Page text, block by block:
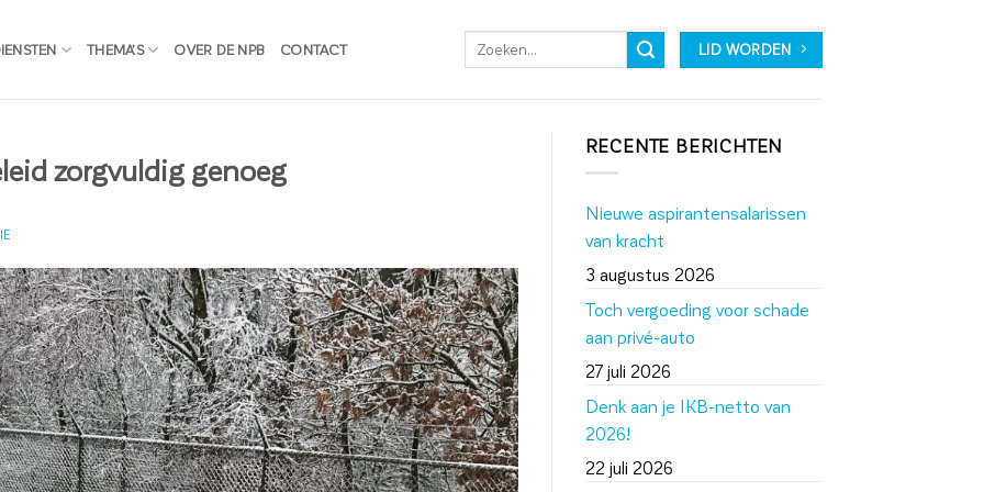
THEMA’S OVER DE NPB CONTACT LID WORDEN
zorgvuldig genoeg
RECENTE BERICHTEN
Nieuwe aspirantensalarissen
van kracht
3 augustus 2026
Toch vergoeding voor schade
aan privé-auto
27 juli 2026
Denk aan je IKB-netto van
2026!
22 juli 2026